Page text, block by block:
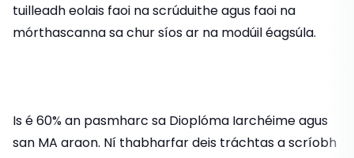
tuilleadh eolais faoi na scrúduithe agus faoi na
mórthascanna sa chur síos ar na modúil éagsúla.
Is é 60% an pasmharc sa Dioplóma Iarchéime agus
san MA araon. Ní thabharfar deis tráchtas a scríobh